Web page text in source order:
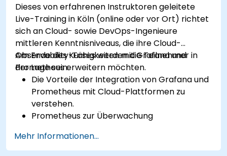
Dieses von erfahrenen Instruktoren geleitete
Live-Training in Köln (online oder vor Ort) richtet
sich an Cloud- sowie DevOps-Ingenieure
mittleren Kenntnisniveaus, die ihre Cloud-
Observability-Fähigkeiten mit Grafana und
Prometheus erweitern möchten.
Am Ende des Kurses werden die Teilnehmer in
der Lage sein:
Die Vorteile der Integration von Grafana und
Prometheus mit Cloud-Plattformen zu
verstehen.
Prometheus zur Überwachung
Grafana so zu konfigurieren, dass Metriken
von Cloud-Diensten dargestellt werden
Mehr Informationen...